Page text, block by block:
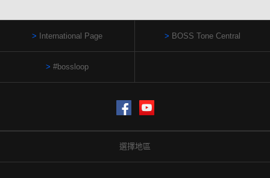
International Page BOSS Tone Central
#bossloop
Facebook
選擇地區